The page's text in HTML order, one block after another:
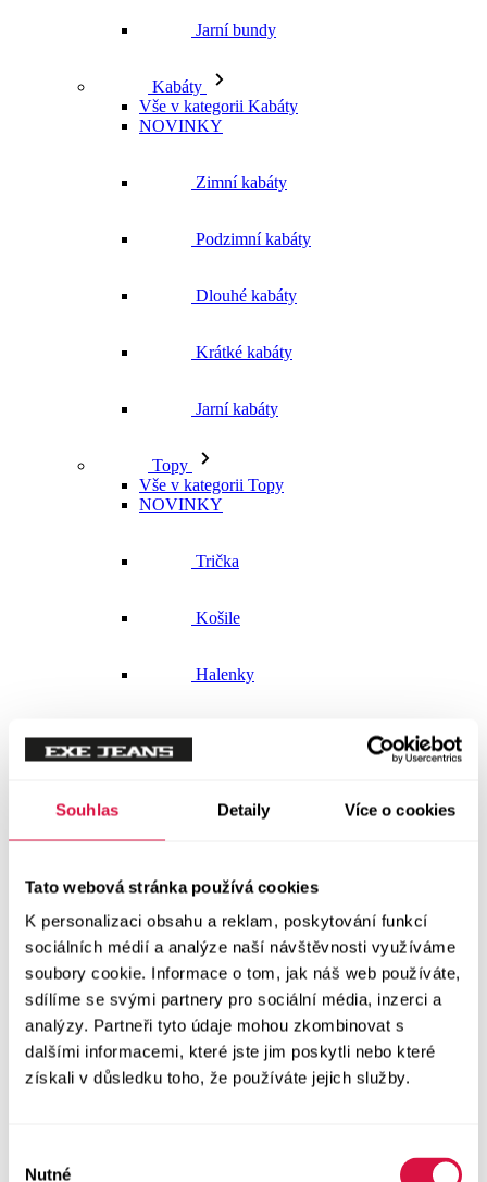
Souhlas Detaily Více o cookies
Tato webová stránka používá cookies
K personalizaci obsahu a reklam, poskytování funkcí
sociálních médií a analýze naší návštěvnosti využíváme
soubory cookie. Informace o tom, jak náš web používáte,
sdílíme se svými partnery pro sociální média, inzerci a
analýzy. Partneři tyto údaje mohou zkombinovat s
dalšími informacemi, které jste jim poskytli nebo které
získali v důsledku toho, že používáte jejich služby.
Nutné
Jarní bundy
Kabáty
Vše v kategorii Kabáty
NOVINKY
Zimní kabáty
Podzimní kabáty
Dlouhé kabáty
Krátké kabáty
Jarní kabáty
Topy
Vše v kategorii Topy
NOVINKY
Trička
Košile
Halenky
Vše v kategorii Svetry a mikiny
Mikiny
Svetry
Šaty a sukně
Vše v kategorii Šaty a sukně
NOVINKY
Letní šaty